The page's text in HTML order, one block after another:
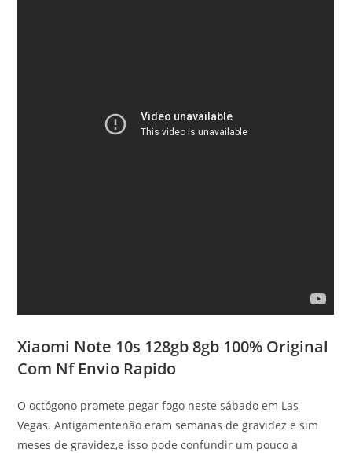
Xiaomi Note 10s 128gb 8gb 100% Original
Com Nf Envio Rapido
O octógono promete pegar fogo neste sábado em Las
Vegas. Antigamentenão eram semanas de gravidez e sim
meses de gravidez,e isso pode confundir um pouco a